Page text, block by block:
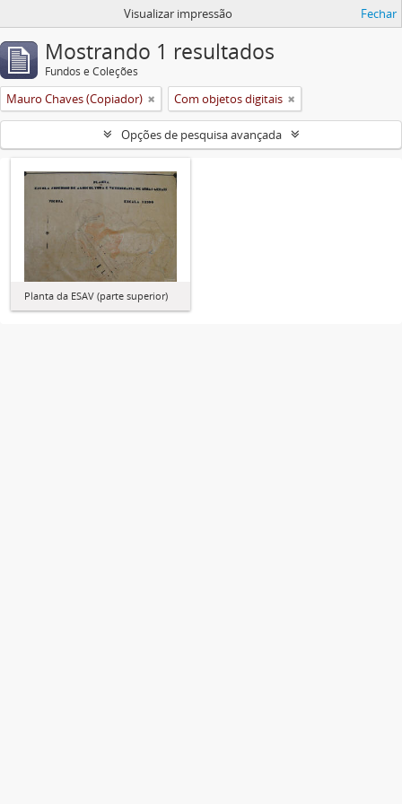
Visualizar impressão Fechar
Mostrando 1 resultados
Fundos e Coleções
Mauro Chaves (Copiador) Com objetos digitais
Opções de pesquisa avançada
Planta da ESAV (parte superior)